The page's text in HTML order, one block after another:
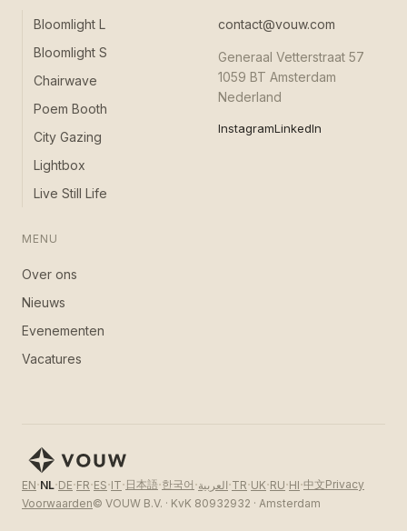
Bloomlight L
Bloomlight S
Chairwave
Poem Booth
City Gazing
Lightbox
Live Still Life
MENU
Over ons
Nieuws
Evenementen
Vacatures
contact@vouw.com
Generaal Vetterstraat 57
1059 BT Amsterdam
Nederland
InstagramLinkedIn
EN·NL·DE·FR·ES·IT· 日本語·한국어 ·العربية·TR·UK·RU·HI·中文Privacy
Voorwaarden© VOUW B.V. · KvK 80932932 · Amsterdam